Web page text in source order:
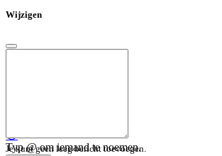
Wijzigen
Typ @ om iemand te noemen.
😀
Je kunt geen leeg bericht toevoegen.